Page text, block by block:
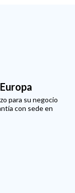
para su negocio
con sede en